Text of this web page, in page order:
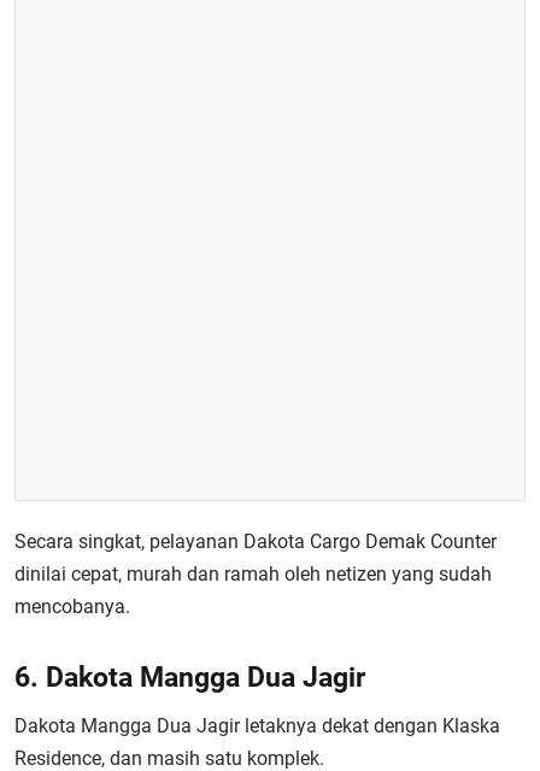
Secara singkat, pelayanan Dakota Cargo Demak Counter
dinilai cepat, murah dan ramah oleh netizen yang sudah
mencobanya.
6. Dakota Mangga Dua Jagir
Dakota Mangga Dua Jagir letaknya dekat dengan Klaska
Residence, dan masih satu komplek.